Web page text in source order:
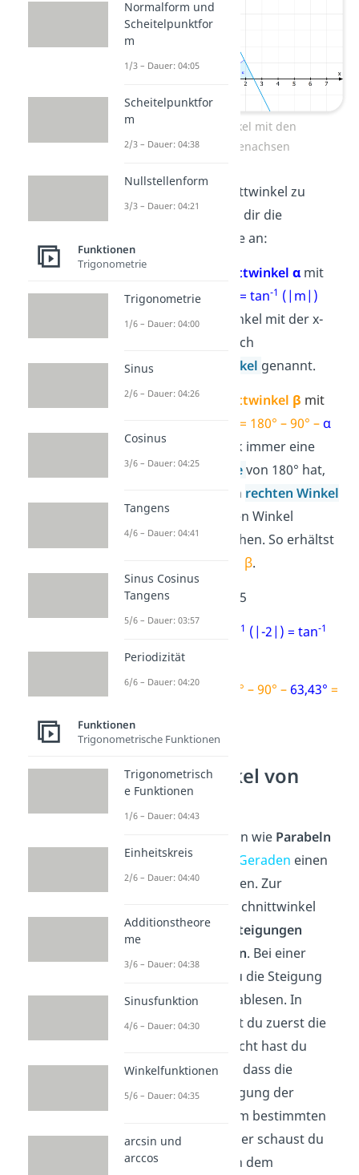
Schnittwinkel mit den
Koordinatenachsen
Um hier die Schnittwinkel zu
berechnen, schau dir die
folgenden Schritte an:
Schnittwinkel α mit
der x-Achse
α = tan-1 (|m|)
Der Schnittwinkel mit der x-
Achse wird auch
Steigungswinkel genannt.
Schritt:
Schnittwinkel β mit
β = 180° – 90° –α
Da ein Dreieck immer eine
Winkelsummevon 180° hat,
kannst du den rechten Winkel
(90°) sowie den Winkel
αdavon abziehen. So erhältst
β.
Beispiel:
y = -2x + 5
-1 (|-2|) = tan-1
(2) = 63,43°
2. Schritt:β = 180° – 90° – 63,43° =
Schnittwinkel von
Funktionen
Andere Funktionen wie Parabeln
können auch mit
Geraden einen
Schnittwinkel bilden. Zur
Berechnung der Schnittwinkel
brauchst du die
Steigungen
beider Funktionen. Bei einer
kannst du die Steigung
aber nicht direkt ablesen. In
diesem Fall bildest du zuerst die
. Vielleicht hast du
schonmal gehört, dass die
Ableitung die Steigung der
an einem bestimmten
Punkt darstellt. Hier schaust du
dir die Steigung in dem
Normalform und
Scheitelpunktfor
m
1/3 – Dauer: 04:05
Scheitelpunktfor
m
2/3 – Dauer: 04:38
Nullstellenform
3/3 – Dauer: 04:21
Funktionen
Trigonometrie
Trigonometrie
1/6 – Dauer: 04:00
Sinus
2/6 – Dauer: 04:26
Cosinus
3/6 – Dauer: 04:25
Tangens
4/6 – Dauer: 04:41
Sinus Cosinus
Tangens
5/6 – Dauer: 03:57
Periodizität
6/6 – Dauer: 04:20
Funktionen
Trigonometrische Funktionen
Trigonometrisch
e Funktionen
1/6 – Dauer: 04:43
Einheitskreis
2/6 – Dauer: 04:40
Additionstheore
me
3/6 – Dauer: 04:38
Sinusfunktion
4/6 – Dauer: 04:30
Winkelfunktionen
5/6 – Dauer: 04:35
arcsin und
arccos